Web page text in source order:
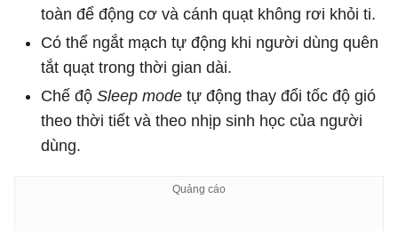
toàn để động cơ và cánh quạt không rơi khỏi ti.
Có thể ngắt mạch tự động khi người dùng quên
tắt quạt trong thời gian dài.
Chế độ Sleep mode tự động thay đổi tốc độ gió
theo thời tiết và theo nhịp sinh học của người
dùng.